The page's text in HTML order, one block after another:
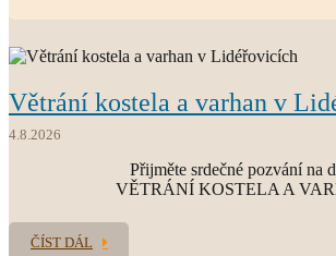
O.CARM.
Větrání kostela a varhan v
4.8.2026
Přijměte srdečné pozvání na
VĚTRÁNÍ KOSTELA A
ČÍST DÁL